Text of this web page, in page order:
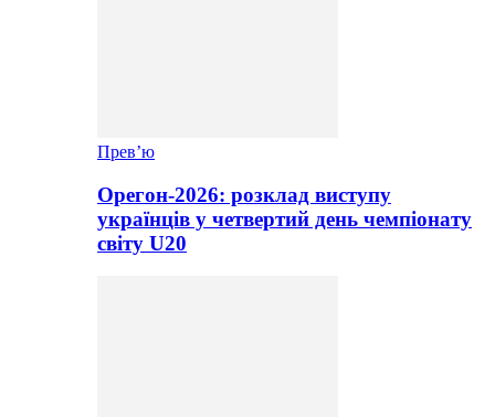
Прев’ю
Орегон-2026: розклад виступу
українців у четвертий день чемпіонату
світу U20